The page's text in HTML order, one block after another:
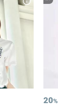
20%